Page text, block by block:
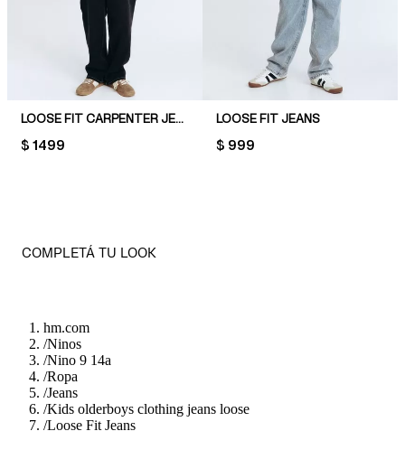
LOOSE FIT CARPENTER JEANS
PRICE:
$ 1499
LOOSE FIT JEANS
PRICE:
$ 999
COMPLETÁ TU LOOK
hm.com
/Ninos
/Nino 9 14a
/Ropa
/Jeans
/Kids olderboys clothing jeans loose
/Loose Fit Jeans